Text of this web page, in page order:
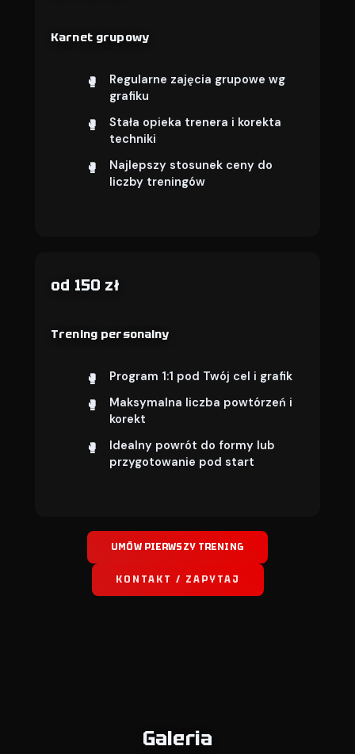
Karnet grupowy
Regularne zajęcia grupowe wg
grafiku
Stała opieka trenera i korekta
techniki
Najlepszy stosunek ceny do
liczby treningów
od 150 zł
Trening personalny
Program 1:1 pod Twój cel i grafik
Maksymalna liczba powtórzeń i
korekt
Idealny powrót do formy lub
przygotowanie pod start
UMÓW PIERWSZY TRENING
KONTAKT / ZAPYTAJ
Galeria